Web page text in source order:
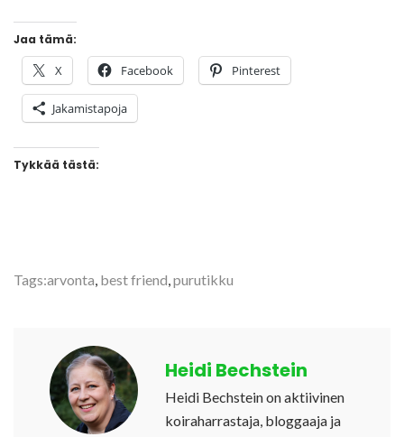
Jaa tämä:
X Facebook Pinterest
Jakamistapoja
Tykkää tästä:
Tags:arvonta best friend purutikku
Heidi Bechstein
Heidi Bechstein on aktiivinen
koiraharrastaja, bloggaaja ja